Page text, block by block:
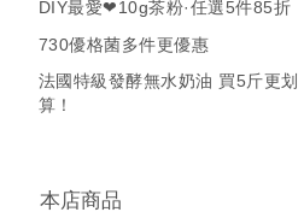
DIY最愛❤10g茶粉·任選5件85折
730優格菌多件更優惠
法國特級發酵無水奶油 買5斤更划
算！
本店商品